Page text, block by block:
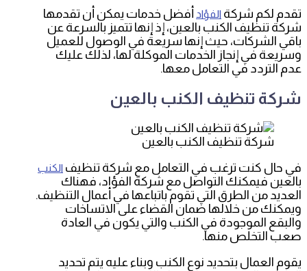
تقدم لكم شركة الفؤاد أفضل خدمات يمكن أن تقدمها
شركة تنظيف الكنب بالعين، إذ إنها تتميز بالسرعة عن
باقي الشركات، حيث إنها سريعة في الوصول للعميل
وسريعة في إنجاز الخدمات الموكلة لها، لذلك عليك
عدم التردد في التعامل معها.
شركة تنظيف الكنب بالعين
شركة تنظيف الكنب بالعين
في حال كنت ترغب في التعامل مع شركة تنظيف الكنب
بالعين فيمكنك التواصل مع شركة الفؤاد، فهناك
العديد من الطرق التي تقوم باتباعها في أعمال التنظيف.
ويمكنك من خلالها ضمان القضاء على الاتساخات
والبقع الموجودة في الكنب والتي يكون في العادة
صعب التخلص منها.
يقوم العمال بتحديد نوع الكنب وبناء عليه يتم تحديد